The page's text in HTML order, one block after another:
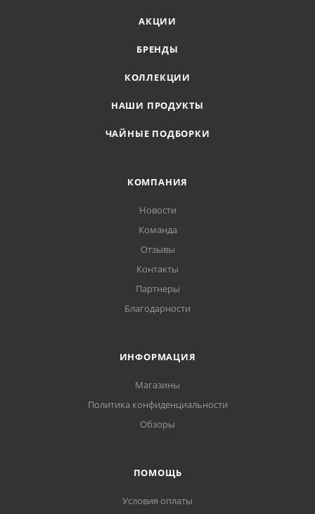
АКЦИИ
БРЕНДЫ
КОЛЛЕКЦИИ
НАШИ ПРОДУКТЫ
ЧАЙНЫЕ ПОДБОРКИ
КОМПАНИЯ
Новости
Команда
Отзывы
Контакты
Партнеры
Благодарности
ИНФОРМАЦИЯ
Магазины
Политика конфиденциальности
Обзоры
ПОМОЩЬ
Условия оплаты